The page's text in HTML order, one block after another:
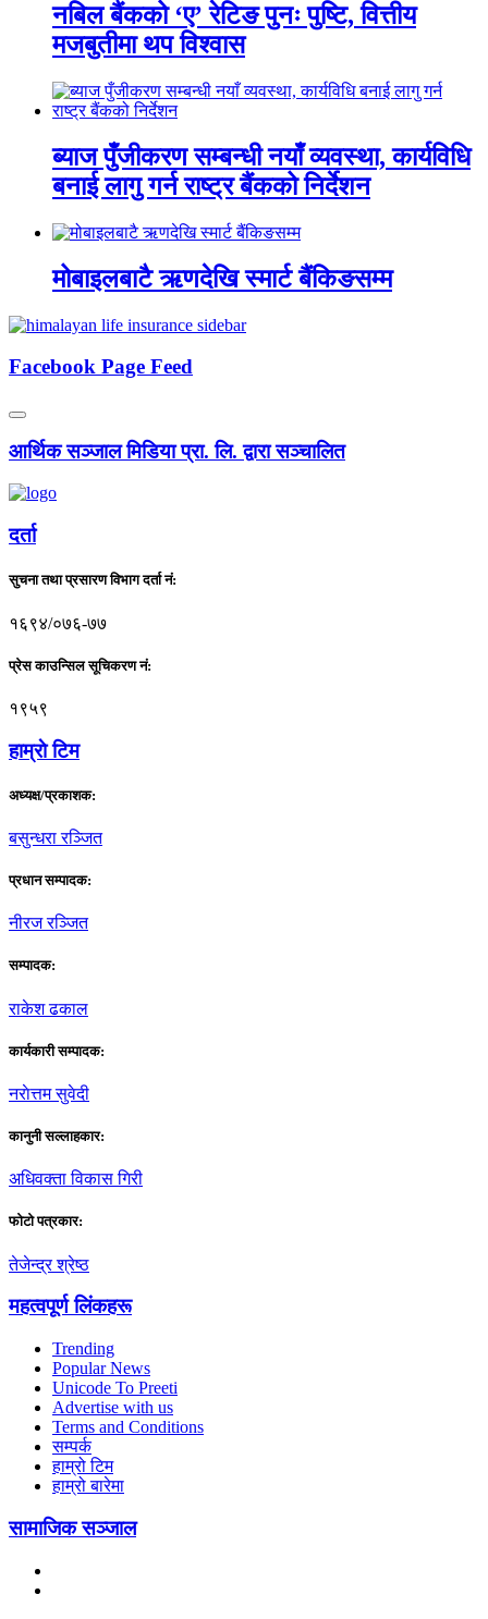
नबिल बैंकको ‘ए’ रेटिङ पुनः पुष्टि, वित्तीय
मजबुतीमा थप विश्वास
ब्याज पुँजीकरण सम्बन्धी नयाँ व्यवस्था, कार्यविधि
बनाई लागु गर्न राष्ट्र बैंकको निर्देशन
मोबाइलबाटै ऋणदेखि स्मार्ट बैंकिङसम्म
Facebook Page Feed
आर्थिक सञ्जाल मिडिया प्रा. लि. द्वारा सञ्चालित
दर्ता
सुचना तथा प्रसारण विभाग दर्ता नं:
१६९४/०७६-७७
प्रेस काउन्सिल सूचिकरण नं:
१९५९
हाम्राे टिम
अध्यक्ष/प्रकाशक:
बसुन्धरा रञ्जित
प्रधान सम्पादक:
नीरज रञ्जित
सम्पादक:
राकेश ढकाल
कार्यकारी सम्पादक:
नराेत्तम सुवेदी
कानुनी सल्लाहकार:
अधिवक्ता विकास गिरी
फाेटाे पत्रकार:
तेजेन्द्र श्रेष्ठ
महत्वपूर्ण लिंकहरू
Trending
Popular News
Unicode To Preeti
Advertise with us
Terms and Conditions
सम्पर्क
हाम्रो टिम
हाम्रो बारेमा
सामाजिक सञ्जाल